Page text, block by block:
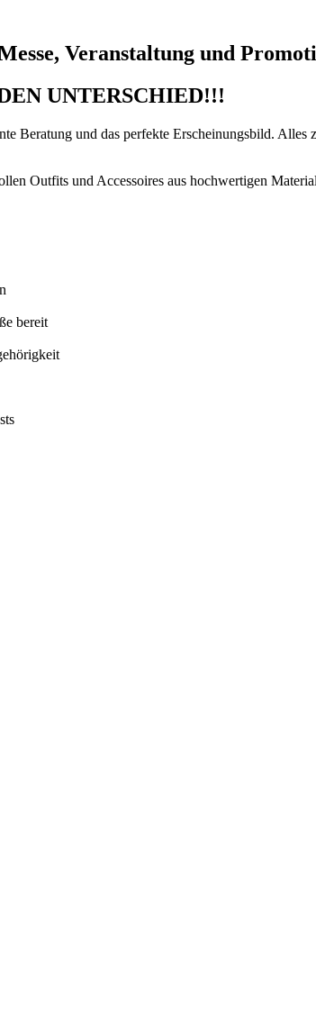
Veranstaltung und
UNTERSCHIED!!!
Beratung und das perfekte Erscheinungsbild.
Outfits und Accessoires aus hochwertigen
bereit